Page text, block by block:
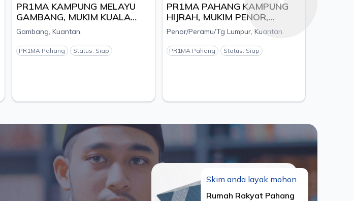
PR1MA KAMPUNG MELAYU
GAMBANG, MUKIM KUALA
KUANTAN, DAERAH
KUANTAN, PAHANG - PEMAJU
NILAITEK S/B
Gambang, Kuantan.
PR1MA Pahang Status: Siap
PR1MA PAHANG KAMPUNG
HIJRAH, MUKIM PENOR,
DAERAH KUANTAN, PAHANG
Penor/Peramu/Tg Lumpur, Kuantan.
PR1MA Pahang Status: Siap
Next
Skim anda layak mohon
Rumah Rakyat Pahang